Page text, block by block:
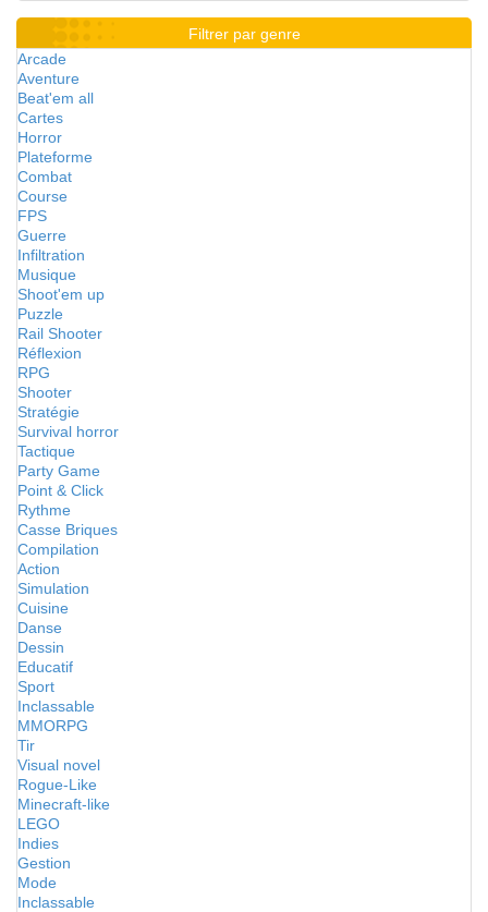
Filtrer par genre
Arcade
Aventure
Beat'em all
Cartes
Horror
Plateforme
Combat
Course
FPS
Guerre
Infiltration
Musique
Shoot'em up
Puzzle
Rail Shooter
Réflexion
RPG
Shooter
Stratégie
Survival horror
Tactique
Party Game
Point & Click
Rythme
Casse Briques
Compilation
Action
Simulation
Cuisine
Danse
Dessin
Educatif
Sport
Inclassable
MMORPG
Tir
Visual novel
Rogue-Like
Minecraft-like
LEGO
Indies
Gestion
Mode
Inclassable